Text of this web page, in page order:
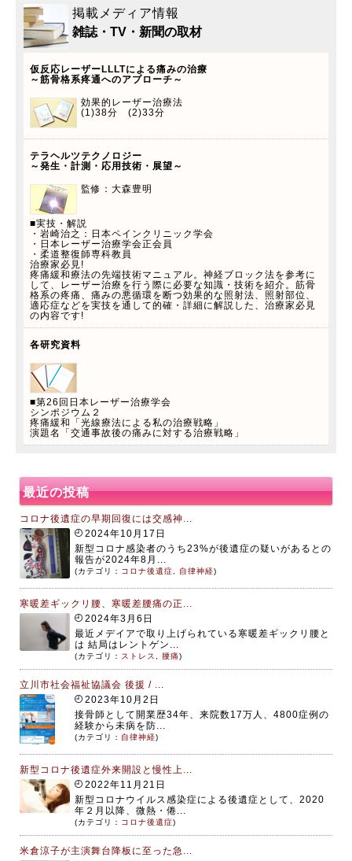
掲載メディア情報
雑誌・TV・新聞の取材
仮反応レーザーLLLTによる痛みの治療
～筋骨格系疼通へのアプローチ～
効果的レーザー治療法
(1)38分 (2)33分
テラヘルツテクノロジー
～発生・計測・応用技術・展望～
監修：大森豊明
■実技・解説
・岩崎治之：日本ペインクリニック学会
・日本レーザー治療学会正会員
・柔道整復師専科教員
治療家必見!
疼痛緩和療法の先端技術マニュアル。神経ブロック法を参考に
して、レーザー治療を行う際に必要な知識・技術を紹介。筋骨
格系の疼痛、痛みの悪循環を断つ効果的な照射法、照射部位、
適応症などを実技を通して的確・詳細に解説した、治療家必見
の内容です!
各研究資料
■第26回日本レーザー治療学会
シンポジウム２
疼痛緩和「光線療法による私の治療戦略」
演題名「交通事故後の痛みに対する治療戦略」
最近の投稿
コロナ後遺症の早期回復には交感神...
2024年10月17日
新型コロナ感染者のうち23%が後遺症の疑いがあるとの
報告が2024年8月...
(カテゴリ： コロナ後遺症, 自律神経)
寒暖差ギックリ腰、寒暖差腰痛の正...
2024年3月6日
最近メデイアで取り上げられている寒暖差ギックリ腰と
は 結局はレントゲン...
(カテゴリ： ストレス , 腰痛)
立川市社会福祉協議会 後援 / ...
2023年10月2日
接骨師として開業歴34年、来院数17万人、4800症例の
経験から未病を防...
(カテゴリ： 自律神経)
新型コロナ後遺症外来開設と慢性上...
2022年11月21日
新型コロナウイルス感染症による後遺症として、2020
年２月以降、微熱・倦...
(カテゴリ： コロナ後遺症)
米倉涼子が主演舞台降板に至った急...